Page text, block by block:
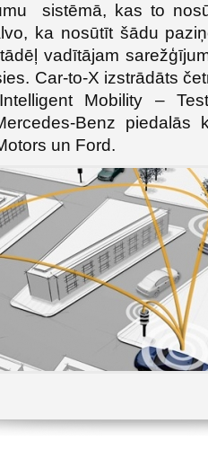
sistēmā, kas to
ka nosūtīt šādu
vadītājam
Car-to-X izstrādāts
Mobility –
Benz piedalās
un Ford.